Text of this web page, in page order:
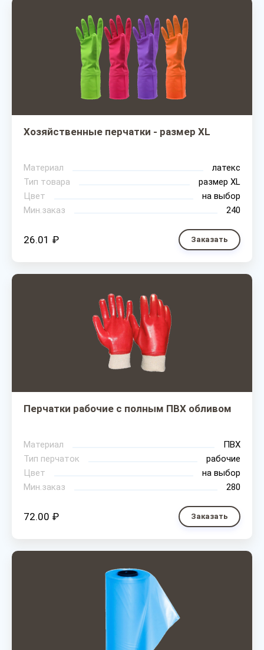
Хозяйственные перчатки - размер XL
Материал
латекс
Тип товара
размер XL
Цвет
на выбор
Мин.заказ
240
26.01 ₽ Заказать
Перчатки рабочие с полным ПВХ обливом
Материал
ПВХ
Тип перчаток
рабочие
Цвет
на выбор
Мин.заказ
280
72.00 ₽ Заказать